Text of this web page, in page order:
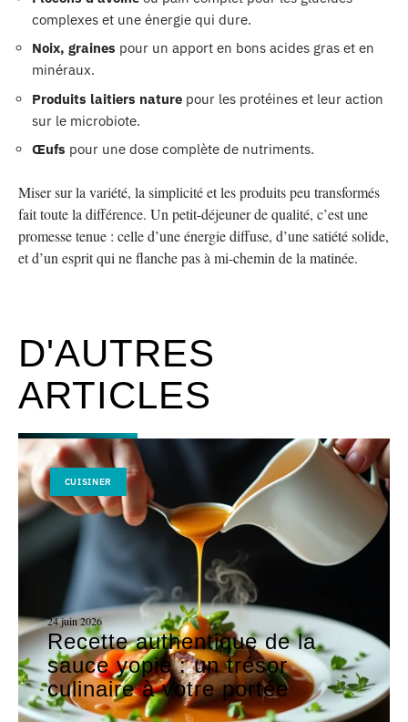
complexes et une énergie qui dure.
Noix, graines pour un apport en bons acides gras et en
minéraux.
Produits laitiers nature pour les protéines et leur action
sur le microbiote.
Œufs pour une dose complète de nutriments.
Miser sur la variété, la simplicité et les produits peu transformés
fait toute la différence. Un petit-déjeuner de qualité, c’est une
promesse tenue : celle d’une énergie diffuse, d’une satiété solide,
et d’un esprit qui ne flanche pas à mi-chemin de la matinée.
D'AUTRES
ARTICLES
CUISINER
24 juin 2026
Recette authentique de la
sauce yopie : un trésor
culinaire à votre portée